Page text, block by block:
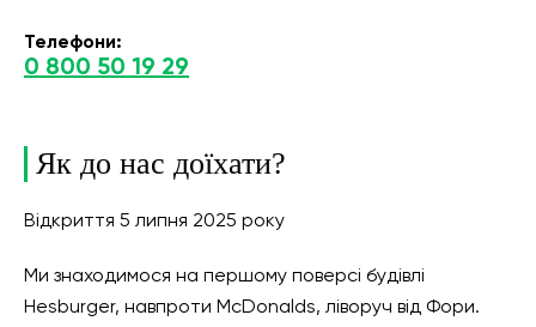
Телефони:
0 800 50 19 29
Як до нас доїхати?
Відкриття 5 липня 2025 року
Ми знаходимося на першому поверсі будівлі
Hesburger, навпроти McDonalds, ліворуч від Фори.